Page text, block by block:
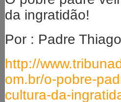
da ingratidão!
Por : Padre
http://
om.br/o-pobre-
cultura-da-